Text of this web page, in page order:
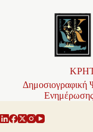
Δημοσιογραφική